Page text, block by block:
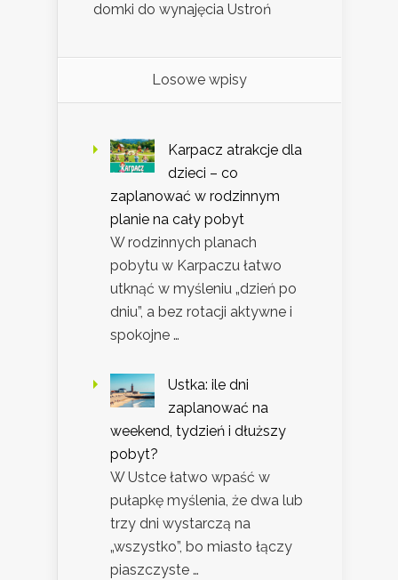
domki do wynajęcia Ustroń
Losowe wpisy
Karpacz atrakcje dla
dzieci – co
zaplanować w rodzinnym
planie na cały pobyt
W rodzinnych planach
pobytu w Karpaczu łatwo
utknąć w myśleniu „dzień po
dniu”, a bez rotacji aktywne i
spokojne …
Ustka: ile dni
zaplanować na
weekend, tydzień i dłuższy
pobyt?
W Ustce łatwo wpaść w
pułapkę myślenia, że dwa lub
trzy dni wystarczą na
„wszystko”, bo miasto łączy
piaszczyste …